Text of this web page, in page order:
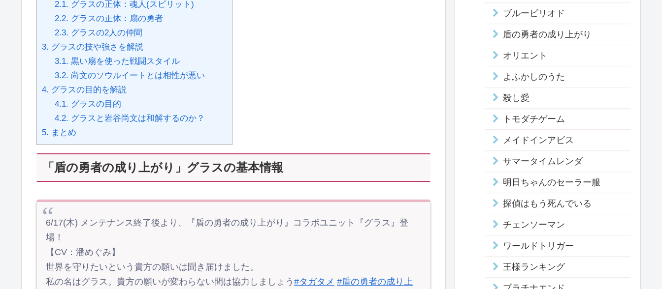
2.1. グラスの正体：魂人(スピリット)
2.2. グラスの正体：扇の勇者
2.3. グラスの2人の仲間
3. グラスの技や強さを解説
3.1. 黒い扇を使った戦闘スタイル
3.2. 尚文のソウルイートとは相性が悪い
4. グラスの目的を解説
4.1. グラスの目的
4.2. グラスと岩谷尚文は和解するのか？
5. まとめ
「盾の勇者の成り上がり」グラスの基本情報
6/17(木) メンテナンス終了後より、『盾の勇者の成り上がり』コラボユニット『グラス』登
場！
【CV：潘めぐみ】
世界を守りたいという貴方の願いは聞き届けました。
私の名はグラス。貴方の願いが変わらない間は協力しましょう #タガタメ #盾の勇者の成り上
ブルーピリオド
盾の勇者の成り上がり
オリエント
よふかしのうた
殺し愛
トモダチゲーム
メイドインアビス
サマータイムレンダ
明日ちゃんのセーラー服
探偵はもう死んでいる
チェンソーマン
ワールドトリガー
王様ランキング